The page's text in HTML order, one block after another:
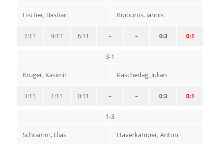
Fischer, Bastian Kipouros, Jannis
0:1
0:3
–
–
6:11
9:11
7:11
3-1
Krüger, Kasimir Paschedag, Julian
0:1
0:3
–
–
0:11
1:11
3:11
1-3
Schramm, Elias Haverkämper, Anton